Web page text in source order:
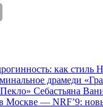
как стиль
драмеди
Себастьяна
Москве — NRF’9: